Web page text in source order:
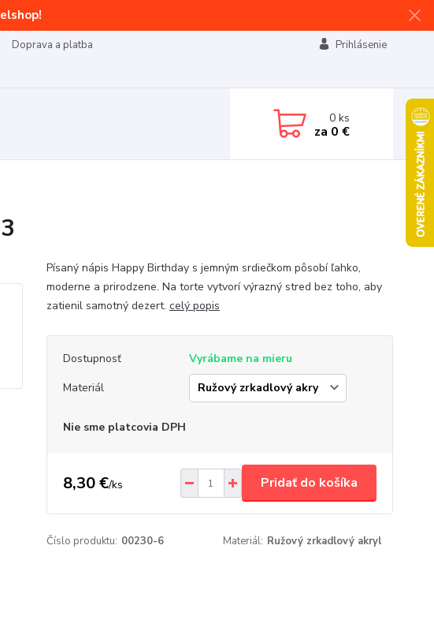
Doprava a platba
Prihlásenie
0ks
za 0 €
Písaný nápis Happy Birthday s jemným srdiečkom pôsobí ľahko,
moderne a prirodzene. Na torte vytvorí výrazný stred bez toho, aby
zatienil samotný dezert. celý popis
Dostupnosť
Vyrábame na mieru
Materiál
Nie sme platcovia DPH
8,30 €/ks Pridať do košíka
Číslo produktu: 00230-6 Materiál: Ružový zrkadlový akryl